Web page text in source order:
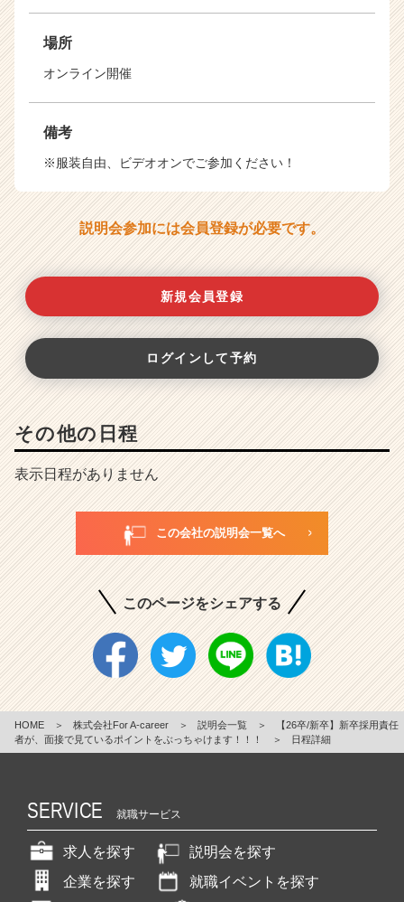
場所
オンライン開催
備考
※服装自由、ビデオオンでご参加ください！
説明会参加には会員登録が必要です。
新規会員登録
ログインして予約
その他の日程
表示日程がありません
この会社の説明会一覧へ
このページをシェアする
HOME ＞ 株式会社For A-career ＞ 説明会一覧 ＞
【26卒/新卒】新卒採用責任
者が、面接で見ているポイントをぶっちゃけます！！！
＞ 日程詳細
SERVICE 就職サービス
求人を探す
説明会を探す
企業を探す
就職イベントを探す